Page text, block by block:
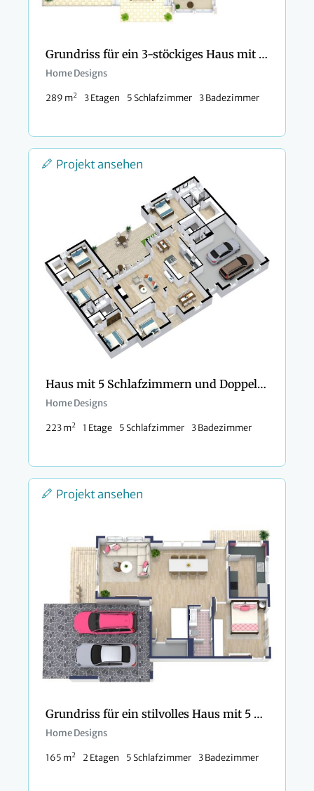
Grundriss für ein 3-stöckiges Haus mit 5 Schlafzimmern und Doppelgarage
Home Designs
289 m2 3 Etagen 5 Schlafzimmer 3 Badezimmer
Projekt ansehen
Haus mit 5 Schlafzimmern und Doppelgarage
Home Designs
223 m2 1 Etage 5 Schlafzimmer 3 Badezimmer
Projekt ansehen
Grundriss für ein stilvolles Haus mit 5 Schlafzimmern und rosa Details
Home Designs
165 m2 2 Etagen 5 Schlafzimmer 3 Badezimmer